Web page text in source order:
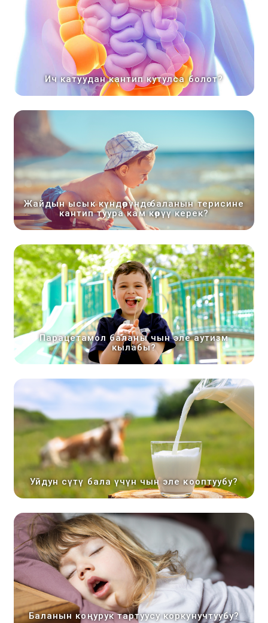
Ич катуудан кантип кутулса болот?
Жайдын ысык күндөрүндө баланын терисине
кантип туура кам көрүү керек?
Парацетамол баланы чын эле аутизм
кылабы?
Уйдун сүтү бала үчүн чын эле кооптуубу?
Баланын коңурук тартуусу коркунучтуубу?